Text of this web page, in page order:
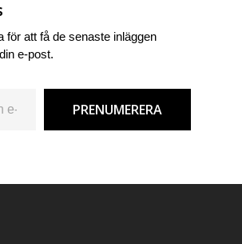
för att få de senaste inläggen
e-post.
PRENUMERERA